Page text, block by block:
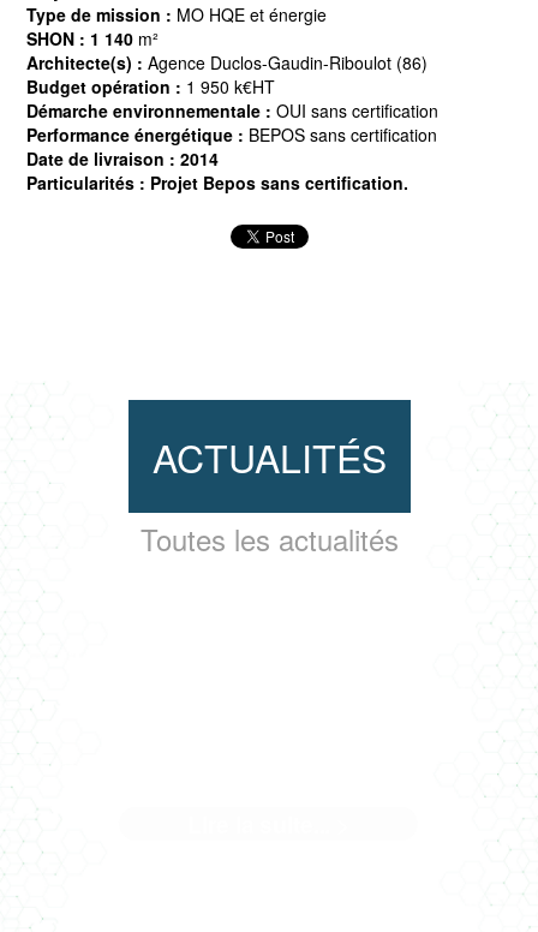
Type de mission : MO HQE et énergie
SHON : 1 140 m²
Architecte(s) : Agence Duclos-Gaudin-Riboulot (86)
Budget opération : 1 950 k€HT
Démarche environnementale : OUI sans certification
Performance énergétique : BEPOS sans certification
Date de livraison : 2014
Particularités : Projet Bepos sans certification.
ACTUALITÉS
Toutes les actualités
LE PROJET RU CHAMPLAIN À